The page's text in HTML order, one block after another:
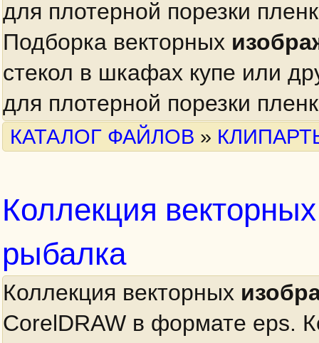
для плотерной порезки
Подборка векторных
стекол в шкафах купе или
для плотерной порезки
КАТАЛОГ ФАЙЛОВ »
Коллекция
рыбалка
Коллекция векторных
CorelDRAW в формате eps.